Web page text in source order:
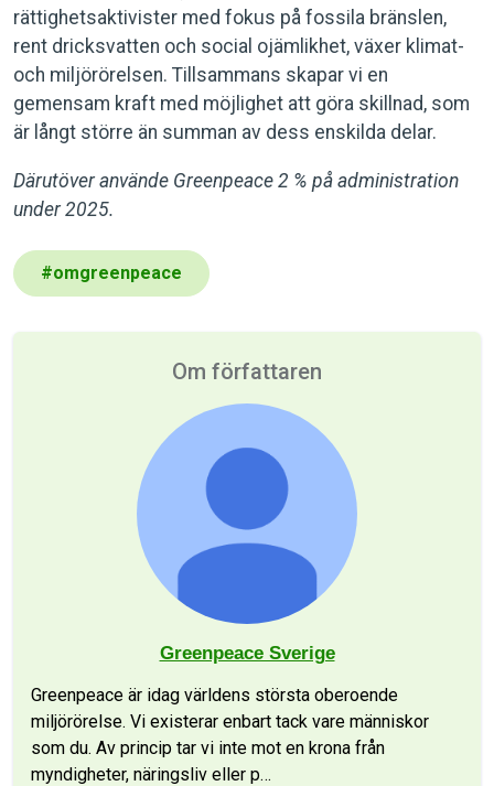
rättighetsaktivister med fokus på fossila bränslen,
rent dricksvatten och social ojämlikhet, växer klimat-
och miljörörelsen. Tillsammans skapar vi en
gemensam kraft med möjlighet att göra skillnad, som
är långt större än summan av dess enskilda delar.
Därutöver använde Greenpeace 2 % på administration
under 2025.
#omgreenpeace
Om författaren
Greenpeace Sverige
Greenpeace är idag världens största oberoende
miljörörelse. Vi existerar enbart tack vare människor
som du. Av princip tar vi inte mot en krona från
myndigheter, näringsliv eller p…